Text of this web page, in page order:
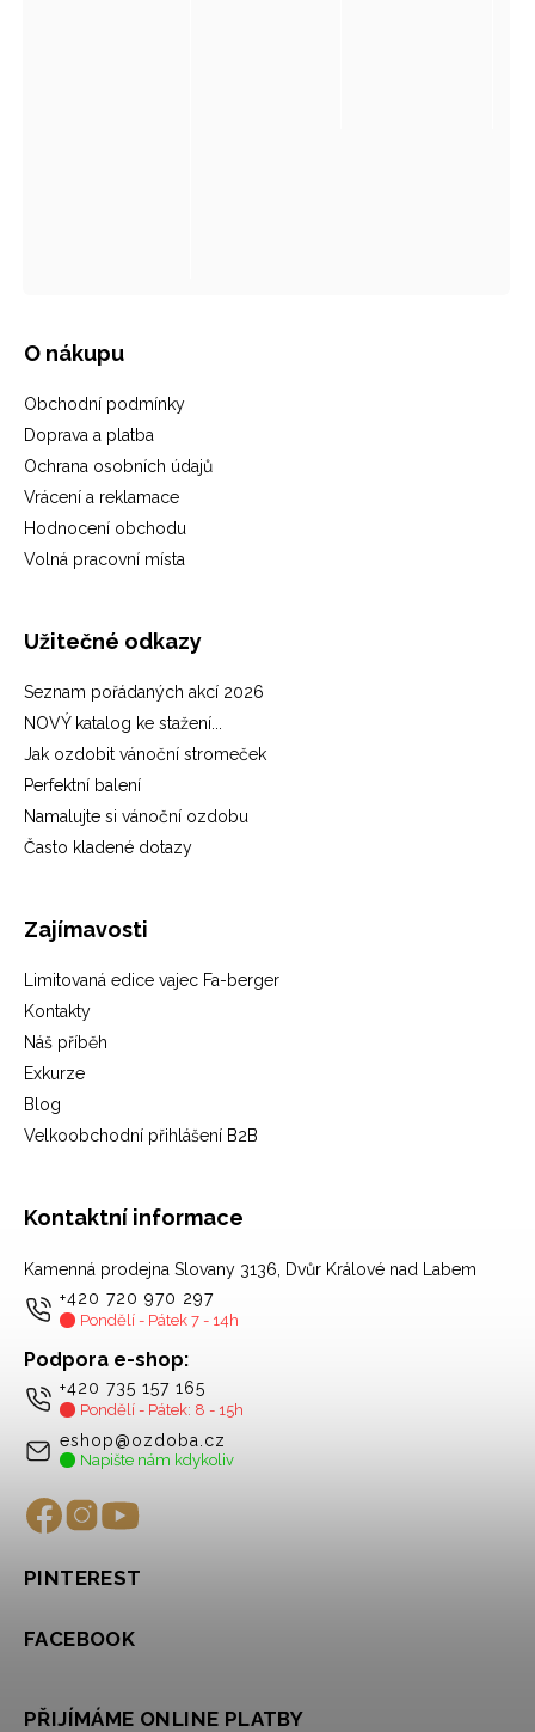
O nákupu
Obchodní podmínky
Doprava a platba
Ochrana osobních údajů
Vrácení a reklamace
Hodnocení obchodu
Volná pracovní místa
Užitečné odkazy
Seznam pořádaných akcí 2026
NOVÝ katalog ke stažení...
Jak ozdobit vánoční stromeček
Perfektní balení
Namalujte si vánoční ozdobu
Často kladené dotazy
Zajímavosti
Limitovaná edice vajec Fa-berger
Kontakty
Náš příběh
Exkurze
Blog
Velkoobchodní přihlášení B2B
Kontaktní informace
Kamenná prodejna Slovany 3136, Dvůr Králové nad Labem
+420 720 970 297
Pondělí - Pátek 7 - 14h
Podpora e-shop:
+420 735 157 165
Pondělí - Pátek: 8 - 15h
eshop@ozdoba.cz
Napište nám kdykoliv
PINTEREST
FACEBOOK
PŘIJÍMÁME ONLINE PLATBY